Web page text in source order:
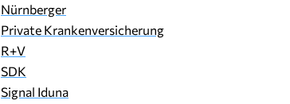
Nürnberger
Private Krankenversicherung
R+V
SDK
Signal Iduna